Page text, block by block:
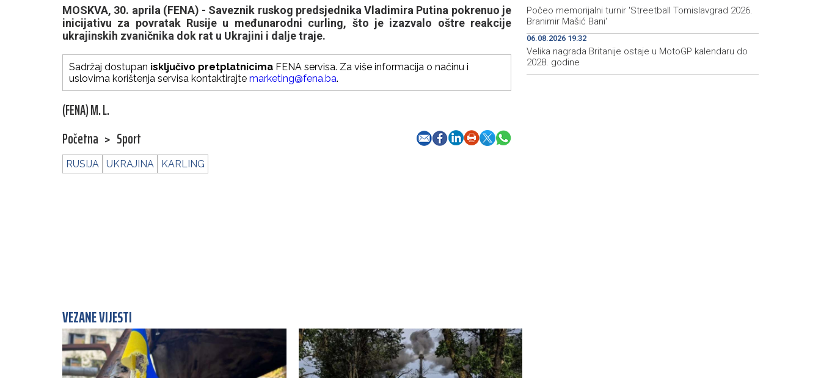
MOSKVA, 30. aprila (FENA) - Saveznik ruskog predsjednika Vladimira Putina pokrenuo je
inicijativu za povratak Rusije u međunarodni curling, što je izazvalo oštre reakcije
ukrajinskih zvaničnika dok rat u Ukrajini i dalje traje.
Sadržaj dostupan isključivo pretplatnicima FENA servisa. Za više informacija o načinu i
uslovima korištenja servisa kontaktirajte marketing@fena.ba.
(FENA) M. L.
Početna > Sport
RUSIJA UKRAJINA KARLING
Počeo memorijalni turnir 'Streetball Tomislavgrad 2026.
Branimir Mašić Bani'
06.08.2026 19:32
Velika nagrada Britanije ostaje u MotoGP kalendaru do
2028. godine
VEZANE VIJESTI